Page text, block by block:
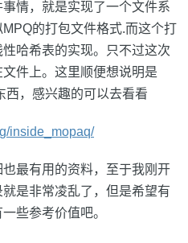
情，就是实现了一个文件系
的打包文件格式.而这个打
哈希表的实现。只不过这次
件上。这里顺便想说明是
西，感兴趣的可以去看看
inside_mopaq/
最有用的资料，至于我刚开
是非常凌乱了，但是希望有
些参考价值吧。